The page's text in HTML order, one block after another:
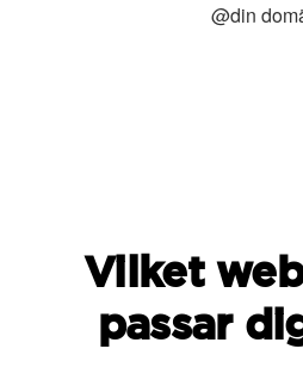
@din
Vilket
passar